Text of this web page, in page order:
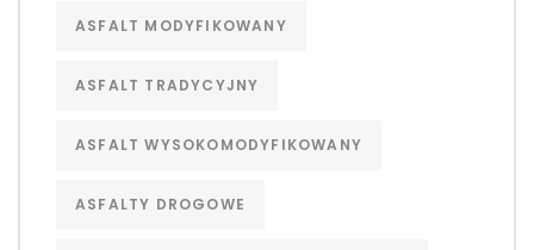
ASFALT MODYFIKOWANY
ASFALT TRADYCYJNY
ASFALT WYSOKOMODYFIKOWANY
ASFALTY DROGOWE